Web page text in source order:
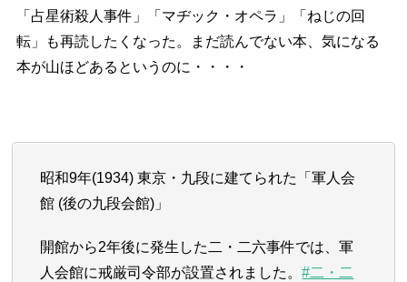
「占星術殺人事件」「マヂック・オペラ」「ねじの回
転」も再読したくなった。まだ読んでない本、気になる
本が山ほどあるというのに・・・・
昭和9年(1934) 東京・九段に建てられた「軍人会
館 (後の九段会館)」
開館から2年後に発生した二・二六事件では、軍
人会館に戒厳司令部が設置されました。#二・二